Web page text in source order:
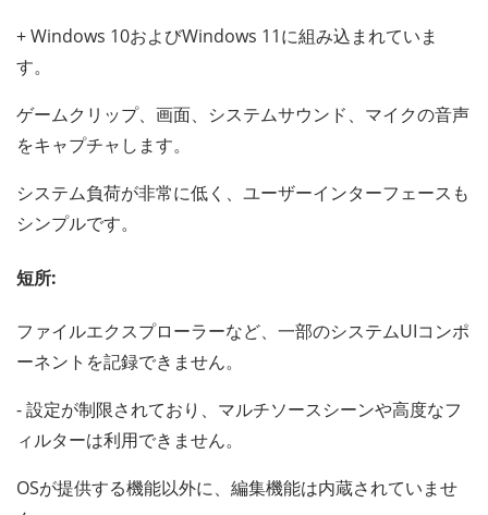
+ Windows 10およびWindows 11に組み込まれていま
す。
ゲームクリップ、画面、システムサウンド、マイクの音声
をキャプチャします。
システム負荷が非常に低く、ユーザーインターフェースも
シンプルです。
短所:
ファイルエクスプローラーなど、一部のシステムUIコンポ
ーネントを記録できません。
- 設定が制限されており、マルチソースシーンや高度なフ
ィルターは利用できません。
OSが提供する機能以外に、編集機能は内蔵されていませ